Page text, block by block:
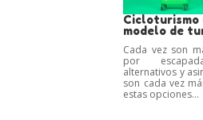
Cicloturismo
modelo de
Cada vez son
por
alternativos y
son cada vez
estas opciones...